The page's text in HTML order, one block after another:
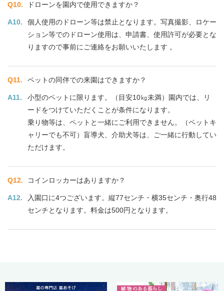
ドローンを園内で使用できますか？
個人使用のドローン等は禁止となります。写真撮影、ロケー
ション等でのドローン使用は、申請書、使用許可が必要とな
りますので事前にご連絡をお願いいたします 。
ペットの同伴での来園はできますか？
小型のペットに限ります。（目安10㎏未満）園内では、リ
ードをつけていただくことが条件になります。
乗り物等は、ペットと一緒にご利用できません。（ペットキ
ャリーでも不可）盲導犬、介助犬等は、ご一緒に行動してい
ただけます。
コインロッカーはありますか？
入園口に4つございます。縦77センチ・横35センチ・奥行48
センチとなります。料金は500円となります。